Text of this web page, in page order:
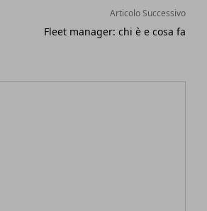
Articolo Successivo
Fleet manager: chi è e cosa fa